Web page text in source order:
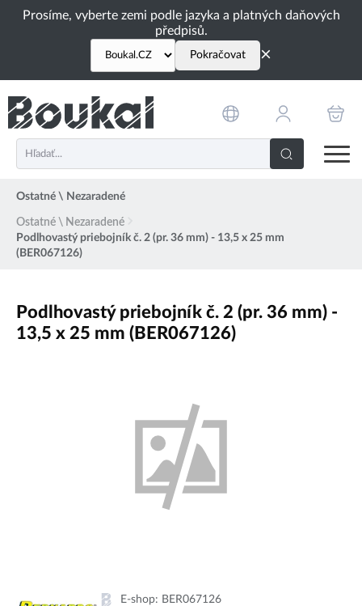
Prosíme, vyberte zemi podle jazyka a platných daňových
předpisů.
Pokračovat ×
Ostatné \ Nezaradené
Ostatné \ Nezaradené
Podlhovastý priebojník č. 2 (pr. 36 mm) - 13,5 x 25 mm
(BER067126)
Podlhovastý priebojník č. 2 (pr. 36 mm) -
13,5 x 25 mm (BER067126)
E-shop: BER067126